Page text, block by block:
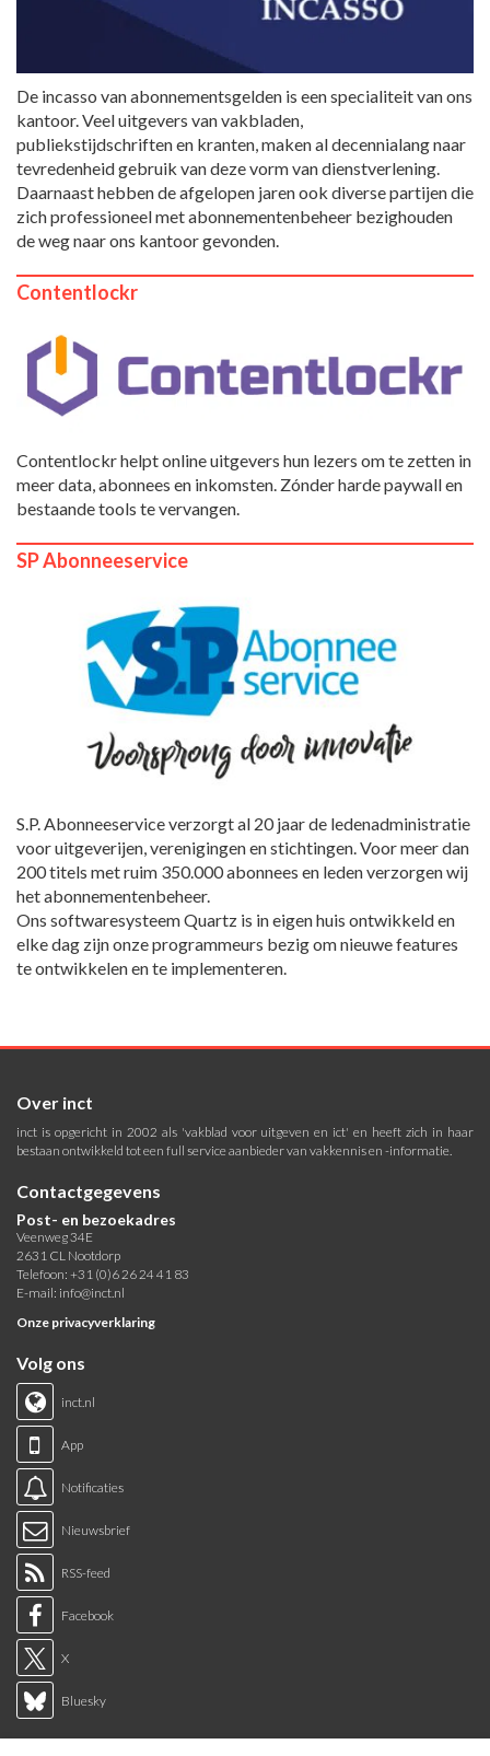
De incasso van abonnementsgelden is een specialiteit van ons
kantoor. Veel uitgevers van vakbladen,
publiekstijdschriften en kranten, maken al decennialang naar
tevredenheid gebruik van deze vorm van dienstverlening.
Daarnaast hebben de afgelopen jaren ook diverse partijen die
zich professioneel met abonnementenbeheer bezighouden
de weg naar ons kantoor gevonden.
Contentlockr
Contentlockr helpt online uitgevers hun lezers om te zetten in
meer data, abonnees en inkomsten. Zónder harde paywall en
bestaande tools te vervangen.
SP Abonneeservice
S.P. Abonneeservice verzorgt al 20 jaar de ledenadministratie
voor uitgeverijen, verenigingen en stichtingen. Voor meer dan
200 titels met ruim 350.000 abonnees en leden verzorgen wij
het abonnementenbeheer.
Ons softwaresysteem Quartz is in eigen huis ontwikkeld en
elke dag zijn onze programmeurs bezig om nieuwe features
te ontwikkelen en te implementeren.
Over inct
inct is opgericht in 2002 als 'vakblad voor uitgeven en ict' en heeft zich in haar
bestaan ontwikkeld tot een full service aanbieder van vakkennis en -informatie.
Contactgegevens
Post- en bezoekadres
Veenweg 34E
2631 CL Nootdorp
Telefoon: +31 (0)6 26 24 41 83
E-mail: info@inct.nl
Onze privacyverklaring
Volg ons
inct.nl
App
Notificaties
Nieuwsbrief
RSS-feed
Facebook
X
Bluesky